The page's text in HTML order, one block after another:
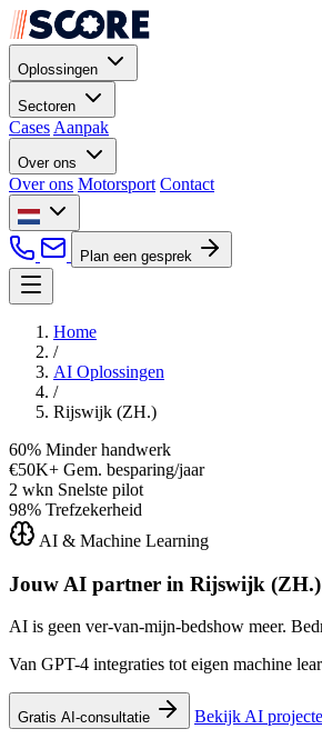
Oplossingen
Sectoren
Cases Aanpak
Over ons
Over ons Motorsport Contact
Plan een gesprek
Home
/
AI Oplossingen
/
Rijswijk (ZH.)
60% Minder handwerk
€50K+ Gem. besparing/jaar
2 wkn Snelste pilot
98% Trefzekerheid
AI & Machine Learning
Jouw AI partner in Rijswijk (ZH.)
AI is geen ver-van-mijn-bedshow meer.
Van GPT-4 integraties tot eigen machine
Gratis AI-consultatie Bekijk AI